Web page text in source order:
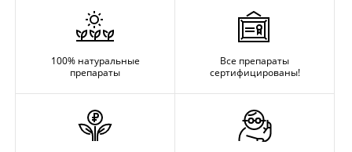
100% натуральные
препараты
Все препараты
сертифицированы!